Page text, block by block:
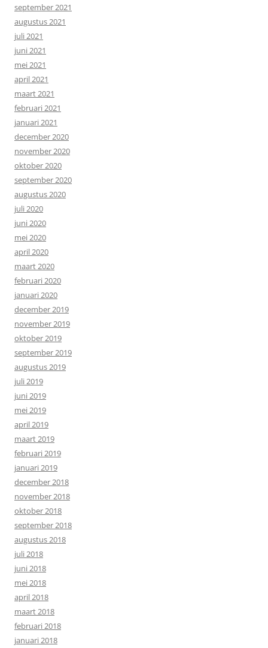
september 2021
augustus 2021
juli 2021
juni 2021
mei 2021
april 2021
maart 2021
februari 2021
januari 2021
december 2020
november 2020
oktober 2020
september 2020
augustus 2020
juli 2020
juni 2020
mei 2020
april 2020
maart 2020
februari 2020
januari 2020
december 2019
november 2019
oktober 2019
september 2019
augustus 2019
juli 2019
juni 2019
mei 2019
april 2019
maart 2019
februari 2019
januari 2019
december 2018
november 2018
oktober 2018
september 2018
augustus 2018
juli 2018
juni 2018
mei 2018
april 2018
maart 2018
februari 2018
januari 2018